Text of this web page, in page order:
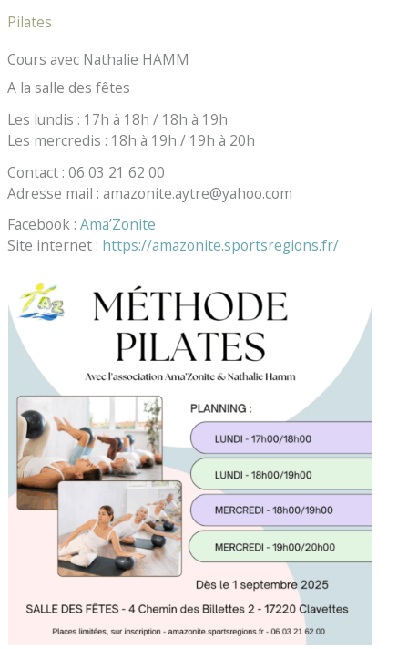
Pilates
Cours avec Nathalie HAMM
A la salle des fêtes
Les lundis : 17h à 18h / 18h à 19h
Les mercredis : 18h à 19h / 19h à 20h
Contact : 06 03 21 62 00
Adresse mail : amazonite.aytre@yahoo.com
Facebook :Ama’Zonite
Site internet : https://amazonite.sportsregions.fr/